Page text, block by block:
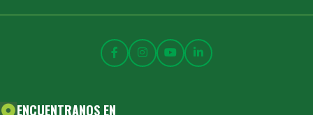
ENCUENTRANOS EN